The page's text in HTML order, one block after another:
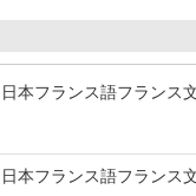
日本フランス語フランス
日本フランス語フランス